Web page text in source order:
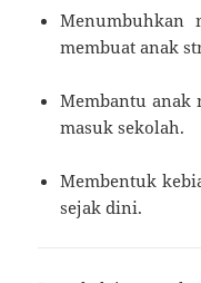
Menumbuhkan
membuat anak
Membantu anak
masuk sekolah.
Membentuk
sejak dini.